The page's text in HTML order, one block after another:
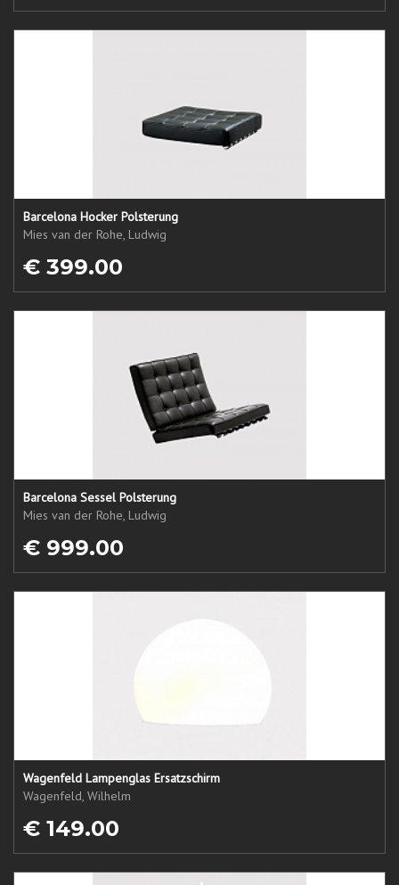
Barcelona Hocker Polsterung
Mies van der Rohe, Ludwig
€ 399.00
Barcelona Sessel Polsterung
Mies van der Rohe, Ludwig
€ 999.00
Wagenfeld Lampenglas Ersatzschirm
Wagenfeld, Wilhelm
€ 149.00